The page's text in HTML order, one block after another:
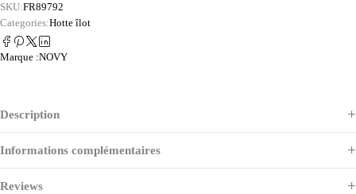
SKU:FR89792
Categories:Hotte îlot
Marque :NOVY
Description
Informations complémentaires
Reviews